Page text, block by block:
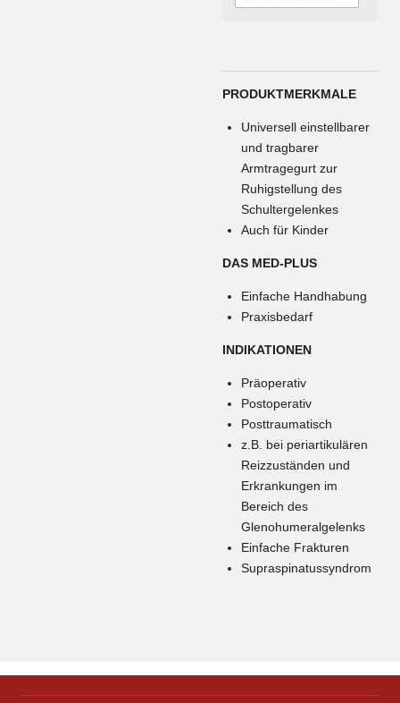
PRODUKTMERKMALE
Universell einstellbarer
und tragbarer
Armtragegurt zur
Ruhigstellung des
Schultergelenkes
Auch für Kinder
DAS MED-PLUS
Einfache Handhabung
Praxisbedarf
INDIKATIONEN
Präoperativ
Postoperativ
Posttraumatisch
z.B. bei periartikulären
Reizzuständen und
Erkrankungen im
Bereich des
Glenohumeralgelenks
Einfache Frakturen
Supraspinatussyndrom